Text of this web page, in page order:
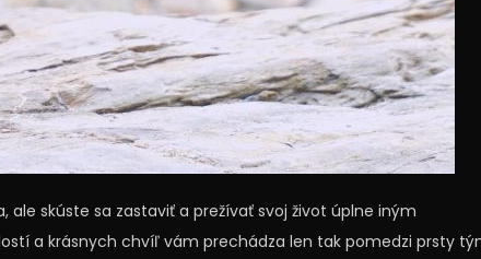
skúste sa zastaviť a prežívať svoj život úplne iným
a krásnych chvíľ vám prechádza len tak pomedzi prsty